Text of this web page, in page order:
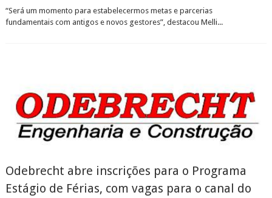
“Será um momento para estabelecermos metas e parcerias
fundamentais com antigos e novos gestores”, destacou Melli...
Odebrecht abre inscrições para o Programa
Estágio de Férias, com vagas para o canal do